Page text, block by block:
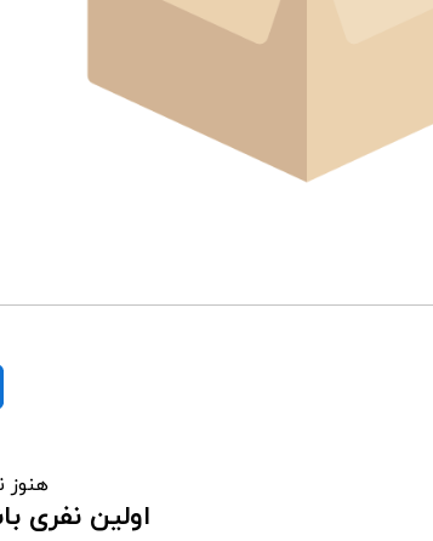
هنوز
اولین نفری